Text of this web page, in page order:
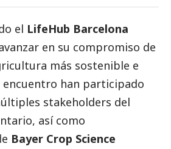
el LifeHub Barcelona
en su compromiso de
más sostenible e
encuentro han participado
stakeholders del
así como
Bayer Crop Science